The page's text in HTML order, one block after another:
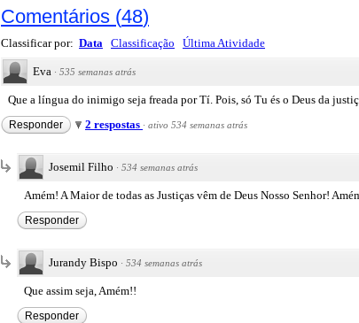
Comentários (48)
Classificar por: Data Classificação Última Atividade
Eva · 535 semanas atrás
Que a língua do inimigo seja freada por Tí. Pois, só Tu és o Deus da
Responder 2 respostas · ativo 534 semanas atrás
Josemil Filho · 534 semanas atrás
Amém! A Maior de todas as Justiças vêm de Deus Nosso Senhor!
Responder
Jurandy Bispo · 534 semanas atrás
Que assim seja, Amém!!
Responder